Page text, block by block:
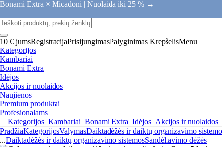
Bonami Extra × Micadoni | Nuolaida iki 25 % →
10 € jumsRegistracijaPrisijungimasPalyginimas KrepšelisMenu
Kategorijos
Kambariai
Bonami Extra
Idėjos
Akcijos ir nuolaidos
Naujienos
Premium produktai
Profesionalams
Kategorijos Kambariai Bonami Extra Idėjos Akcijos ir nuolaidos
PradžiaKategorijosValymasDaiktadėžės ir daiktų organizavimo
...Daiktadėžės ir daiktų organizavimo sistemosSandėliavimo dėžės